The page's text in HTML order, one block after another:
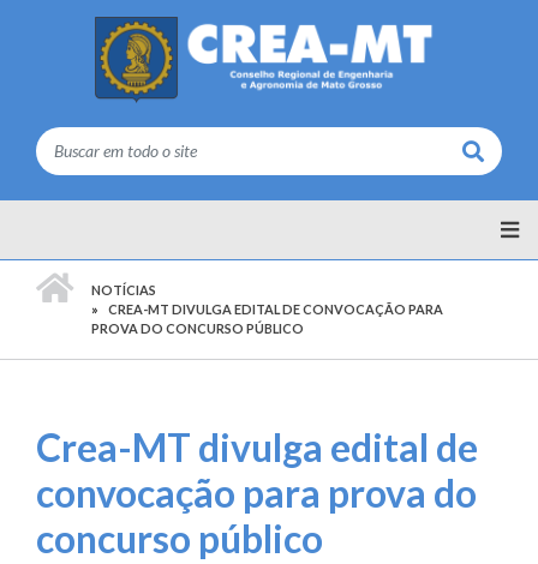
Buscar
NOTÍCIAS
CREA-MT DIVULGA EDITAL DE CONVOCAÇÃO PARA
PROVA DO CONCURSO PÚBLICO
Crea-MT divulga edital de
convocação para prova do
concurso público